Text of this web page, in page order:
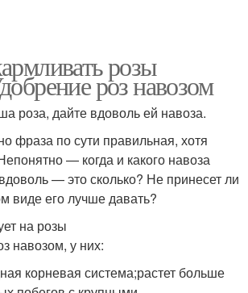
розы
роз навозом
роза, дайте вдоволь ей навоза.
фраза по сути правильная, хотя
— когда и какого навоза
— это сколько? Не принесет ли
виде его лучше давать?
на розы
навозом, у них:
корневая система;растет больше